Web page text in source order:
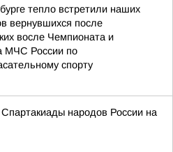
тепло встретили наших
вернувшихся после
восле Чемпионата и
МЧС России по
спорту
народов России на